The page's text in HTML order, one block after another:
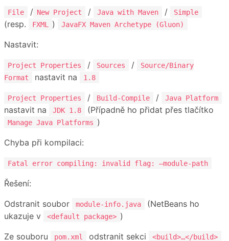
File / New Project / Java with Maven / Simple
(resp. FXML ) JavaFX Maven Archetype (Gluon)
Nastavit:
Project Properties / Sources /
Source/Binary
Format
nastavit na 1.8
Project Properties / Build-Compile / Java Platform
nastavit na JDK 1.8 (Případně ho přidat přes tlačítko
Manage Java Platforms )
Chyba při kompilaci:
Fatal error compiling: invalid flag: –module-path
Řešení:
Odstranit soubor
module-info.java
(NetBeans ho
ukazuje v
<default package> )
Ze souboru
pom.xml odstranit sekci <build>…</build>